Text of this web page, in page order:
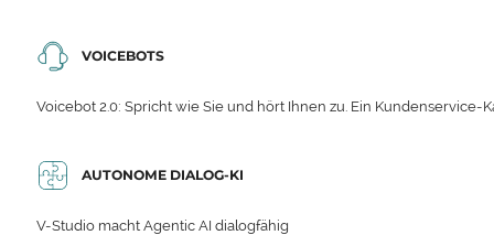
VOICEBOTS
Voicebot 2.0: Spricht wie Sie und hört Ihnen zu. Ein Kundenservice-
AUTONOME DIALOG-KI
V-Studio macht Agentic AI dialogfähig